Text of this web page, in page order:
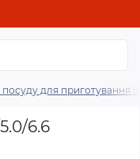
для приготування
6.6